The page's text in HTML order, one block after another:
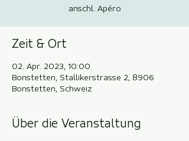
anschl. Apéro
Zeit & Ort
02. Apr. 2023, 10:00
Bonstetten, Stallikerstrasse 2, 8906
Bonstetten, Schweiz
Über die Veranstaltung